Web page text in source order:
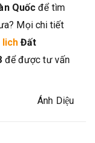
Quốc để tìm
Mọi chi tiết
lich Đất
để được tư vấn
Ánh Diệu